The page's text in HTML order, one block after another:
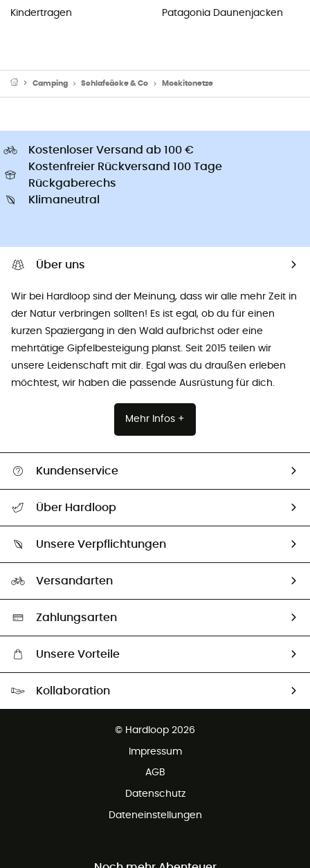
Kindertragen
Patagonia Daunenjacken
Camping Schlafsäcke & Co Moskitonetze
Kostenloser Versand ab 100 €
Kostenfreier Rückversand 100 Tage
Rückgaberechs
Klimaneutral
Über uns
Wir bei Hardloop sind der Meinung, dass wir alle mehr Zeit in
der Natur verbringen sollten! Es ist egal, ob du für einen
kurzen Spaziergang in den Wald aufbrichst oder eine
mehrtätige Gipfelbesteigung planst. Seit 2015 teilen wir
unsere Leidenschaft mit dir. Egal was du draußen erleben
möchtest, wir haben die passende Ausrüstung für dich.
Mehr Infos +
Kundenservice
Größentabelle
Vertrag widerrufen
Über Hardloop
Unsere Botschafter
Unsere Verpflichtungen
Auswahl an nachhaltigen Produkten
Versandarten
Zahlungsarten
Unsere Vorteile
Kollaboration
© Hardloop 2026
Impressum
AGB
Datenschutz
Dateneinstellungen